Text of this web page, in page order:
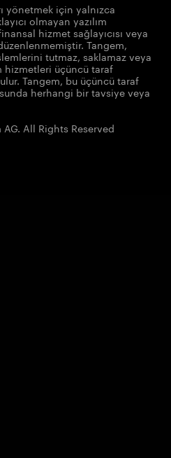
yönetmek için yalnızca
olmayan yazılım
hizmet sağlayıcısı veya
Tangem,
tutmaz, saklamaz veya
hizmetleri üçüncü taraf
Tangem, bu üçüncü taraf
herhangi bir tavsiye veya